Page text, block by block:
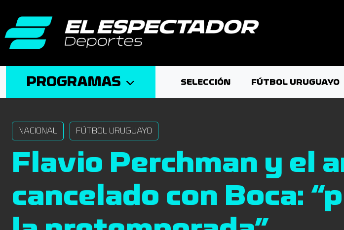
PROGRAMAS SELECCIÓN FÚTBOL URUGUAYO
NACIONAL FÚTBOL URUGUAYO
Flavio Perchman y el
cancelado con Boca: